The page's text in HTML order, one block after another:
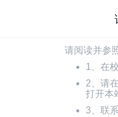
请阅读并参
1、在
2、请
打开本
3、联